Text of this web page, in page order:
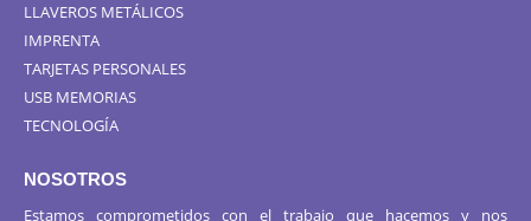
LLAVEROS METÁLICOS
IMPRENTA
TARJETAS PERSONALES
USB MEMORIAS
TECNOLOGÍA
NOSOTROS
Estamos comprometidos con el trabajo que hacemos y nos